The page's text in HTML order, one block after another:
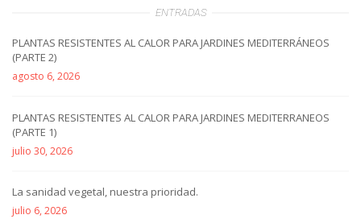
ENTRADAS
PLANTAS RESISTENTES AL CALOR PARA JARDINES MEDITERRÁNEOS
(PARTE 2)
agosto 6, 2026
PLANTAS RESISTENTES AL CALOR PARA JARDINES MEDITERRANEOS
(PARTE 1)
julio 30, 2026
La sanidad vegetal, nuestra prioridad.
julio 6, 2026